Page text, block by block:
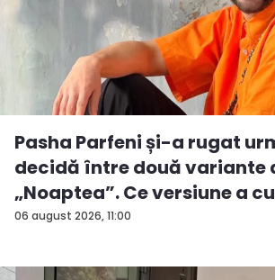
06 august 2026, 11:00
Pasha Parfeni și-a rugat
decidă între două variante
„Noaptea”. Ce versiune a